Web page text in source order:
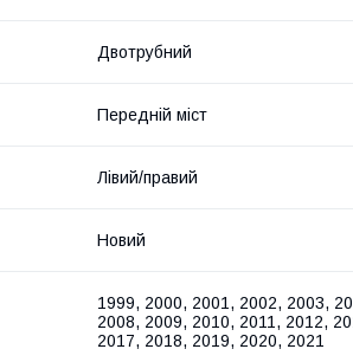
Двотрубний
Передній міст
Лівий/правий
Новий
1999, 2000, 2001, 2002, 2003,
2008, 2009, 2010, 2011, 2012,
2017, 2018, 2019, 2020, 2021